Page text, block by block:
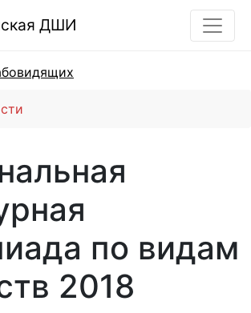
ДШИ
по видам
2018